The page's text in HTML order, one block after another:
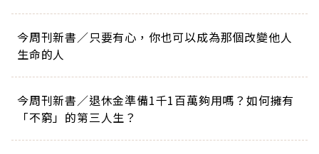
今周刊新書／只要有心，你也可以成為那個改變他人
生命的人
今周刊新書／退休金準備1千1百萬夠用嗎？如何擁有
「不窮」的第三人生？